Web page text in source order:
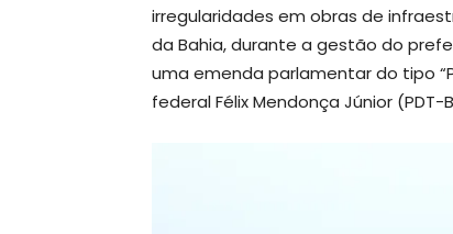
irregularidades em obras de
da Bahia, durante a gestão do
uma emenda parlamentar do tipo
federal Félix Mendonça Júnior